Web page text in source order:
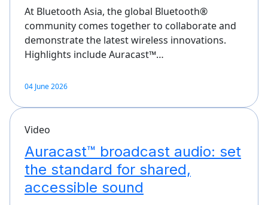
At Bluetooth Asia, the global Bluetooth®
community comes together to collaborate and
demonstrate the latest wireless innovations.
Highlights include Auracast™…
04 June 2026
Video
Auracast™ broadcast audio: set
the standard for shared,
accessible sound